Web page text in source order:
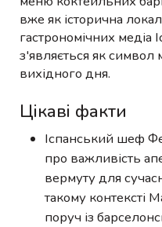
вже як історична
гастрономічних медіа
з'являється як символ
вихідного дня.
Цікаві факти
Іспанський шеф
про важливість
вермуту для
такому контексті
поруч із